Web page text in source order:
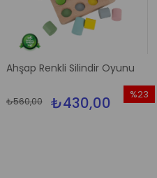
Ahşap Renkli Silindir Oyunu
₺430,00
₺560,00
%23